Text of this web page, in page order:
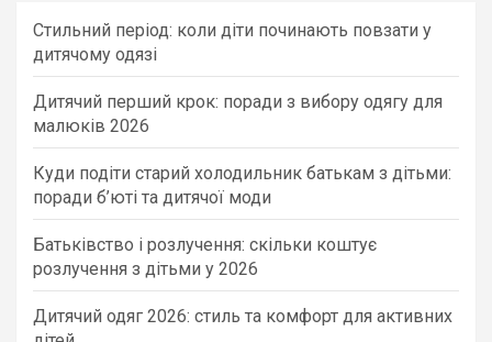
Стильний період: коли діти починають повзати у
дитячому одязі
Дитячий перший крок: поради з вибору одягу для
малюків 2026
Куди подіти старий холодильник батькам з дітьми:
поради б’юті та дитячої моди
Батьківство і розлучення: скільки коштує
розлучення з дітьми у 2026
Дитячий одяг 2026: стиль та комфорт для активних